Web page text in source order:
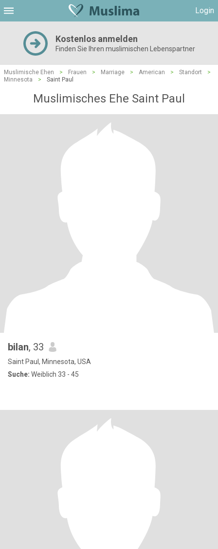
Login
Kostenlos anmelden
Finden Sie Ihren muslimischen Lebenspartner
Muslimische Ehen > Frauen > Marriage > American > Standort
>
Minnesota
> Saint Paul
Muslimisches Ehe Saint Paul
bilan, 33
Saint Paul, Minnesota, USA
Suche: Weiblich 33 - 45